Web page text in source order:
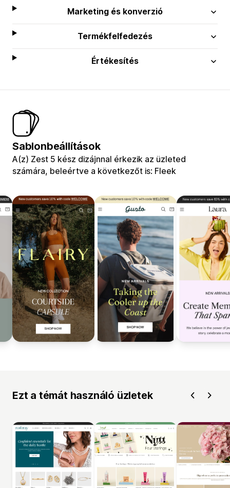
Marketing és konverzió
Termékfelfedezés
Értékesítés
Sablonbeállítások
A(z) Zest 5 kész dizájnnal érkezik az üzleted
számára, beleértve a következőt is: Fleek
Ezt a témát használó üzletek